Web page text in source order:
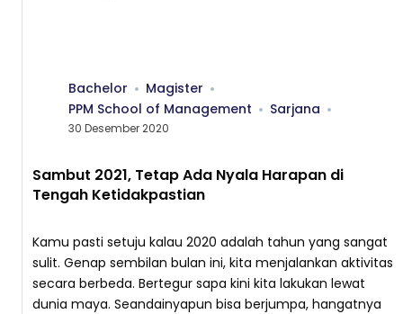
Bachelor
Magister
PPM School of Management
Sarjana
30 Desember 2020
Sambut 2021, Tetap Ada Nyala Harapan di
Tengah Ketidakpastian
Kamu pasti setuju kalau 2020 adalah tahun yang sangat
sulit. Genap sembilan bulan ini, kita menjalankan aktivitas
secara berbeda. Bertegur sapa kini kita lakukan lewat
dunia maya. Seandainyapun bisa berjumpa, hangatnya